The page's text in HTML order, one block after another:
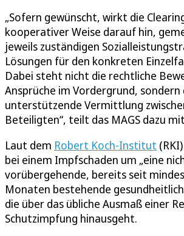
„Sofern gewünscht, wirkt die
kooperativer Weise darauf hin,
jeweils zuständigen
Lösungen für den konkreten
Dabei steht nicht die rechtliche
Ansprüche im Vordergrund, sondern
unterstützende Vermittlung
Beteiligten“, teilt das MAGS dazu
Laut dem Robert Koch-Institut
bei einem Impfschaden um „eine
vorübergehende, bereits seit
Monaten bestehende
die über das übliche Ausmaß einer
Schutzimpfung hinausgeht.